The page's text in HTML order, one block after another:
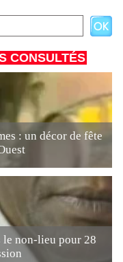
CONSULTÉS
: un décor de fête
non-lieu pour 28